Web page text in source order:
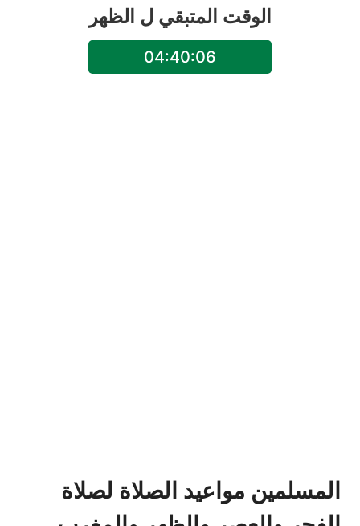
الوقت المتبقي ل الظهر
04:40:06
المسلمين مواعيد الصلاة لصلاة